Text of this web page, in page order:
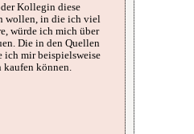
Kollegin diese
wollen, in die ich viel
würde ich mich über
Die in den Quellen
ich mir beispielsweise
kaufen können.